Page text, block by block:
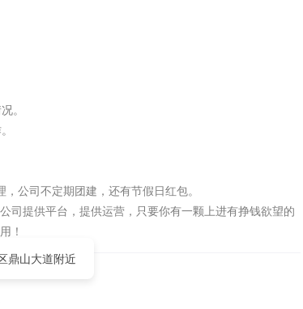
。
公司不定期团建，还有节假日红包。
司提供平台，提供运营，只要你有一颗上进有挣钱欲望的
！
鼎山大道附近